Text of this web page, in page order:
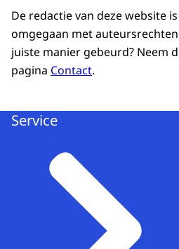
De redactie van deze website
omgegaan met
juiste manier gebeurd? Neem
pagina Contact.
Service